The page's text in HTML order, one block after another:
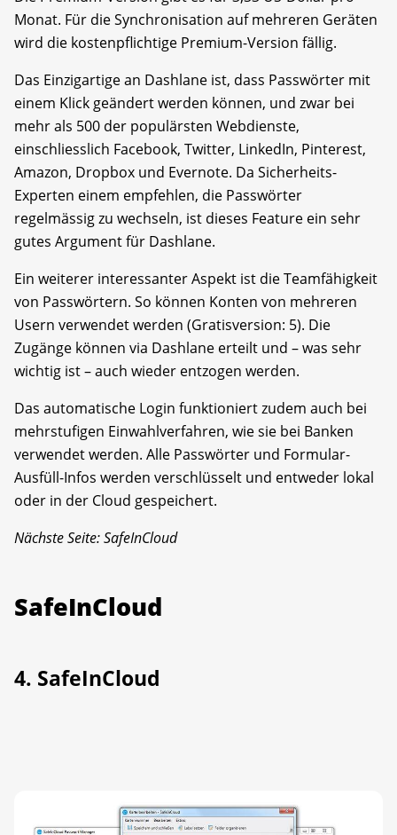
Monat. Für die Synchronisation auf mehreren Geräten
wird die kostenpflichtige Premium-Version fällig.
Das Einzigartige an Dashlane ist, dass Passwörter mit
einem Klick geändert werden können, und zwar bei
mehr als 500 der populärsten Webdienste,
einschliesslich Facebook, Twitter, LinkedIn, Pinterest,
Amazon, Dropbox und Evernote. Da Sicherheits-
Experten einem empfehlen, die Passwörter
regelmässig zu wechseln, ist dieses Feature ein sehr
gutes Argument für Dashlane.
Ein weiterer interessanter Aspekt ist die Teamfähigkeit
von Passwörtern. So können Konten von mehreren
Usern verwendet werden (Gratisversion: 5). Die
Zugänge können via Dashlane erteilt und – was sehr
wichtig ist – auch wieder entzogen werden.
Das automatische Login funktioniert zudem auch bei
mehrstufigen Einwahlverfahren, wie sie bei Banken
verwendet werden. Alle Passwörter und Formular-
Ausfüll-Infos werden verschlüsselt und entweder lokal
oder in der Cloud gespeichert.
Nächste Seite: SafeInCloud
SafeInCloud
4. SafeInCloud